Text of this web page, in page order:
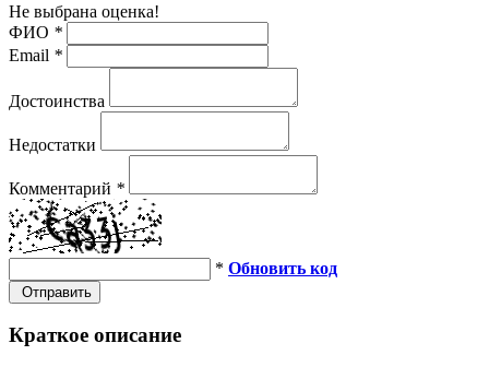
Не выбрана оценка!
ФИО *
Email *
Достоинства
Недостатки
Комментарий *
* Обновить код
Отправить
Краткое описание